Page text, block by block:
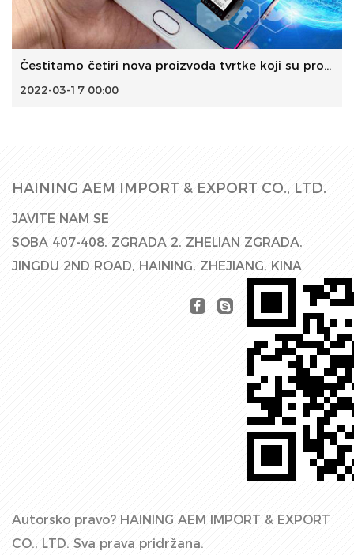
Čestitamo četiri nova proizvoda tvrtke koji su prošli CE c...
2022-03-17 00:00
HAINING AEM IMPORT & EXPORT CO., LTD.
JAVITE NAM SE
SOBA 407-408, ZGRADA 2, ZHELIAN ZGRADA,
JINGDU 2ND ROAD, HAINING, ZHEJIANG, KINA
Autorsko pravo? HAINING AEM IMPORT & EXPORT
CO., LTD. Sva prava pridržana.